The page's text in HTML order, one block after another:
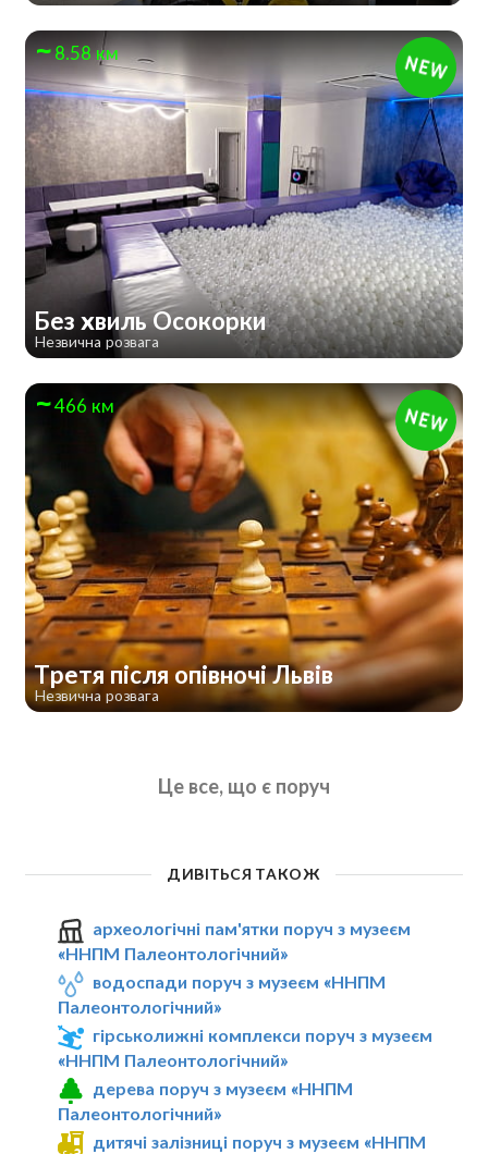
8.58 км
Без хвиль Осокорки
Незвична розвага
466 км
Третя після опівночі Львів
Незвична розвага
Це все, що є поруч
ДИВІТЬСЯ ТАКОЖ
археологічні пам'ятки поруч з музеєм
«ННПМ Палеонтологічний»
водоспади поруч з музеєм «ННПМ
Палеонтологічний»
гірськолижні комплекси поруч з музеєм
«ННПМ Палеонтологічний»
дерева поруч з музеєм «ННПМ
Палеонтологічний»
дитячі залізниці поруч з музеєм «ННПМ